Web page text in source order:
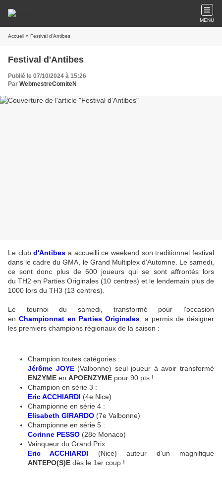
MENU
Accueil » Festival d'Antibes
Festival d'Antibes
Publié le 07/10/2024 à 15:26
Par WebmestreComiteN
Le clubd'Antibesa accueilli ce weekend son traditionnel festival
dans le cadre du GMA, le Grand Multiplex d'Automne. Le samedi,
ce sont donc plus de 600 joueurs qui se sont affrontés lors
du TH2 en Parties Originales (10 centres) et le lendemain plus de
1000 lors du TH3 (13 centres).
Le tournoi du samedi, transformé pour l'occasion
en Championnat en Parties Originales , a permis de désigner
les premiers champions régionaux de la saison :
Champion toutes catégories :
Jérôme JOYE(Valbonne) seul joueur à avoir transformé
ENZYME en APOENZYME pour 90 pts !
Champion en série 3 :
Eric ACCHIARDI (4e Nice)
Championne en série 4 :
Elisabeth GIRARDO (7e Valbonne)
Championne en série 5 :
Corinne PESSO (28e Monaco)
Vainqueur du Grand Prix :
Eric ACCHIARDI (Nice) auteur d'un magnifique
ANTEPO(S)E dès le 1er coup !